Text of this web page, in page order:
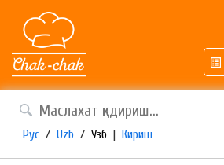
Рус / Uzb / Узб | Кириш